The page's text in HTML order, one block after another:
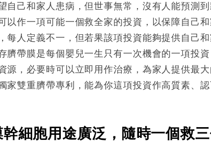
自己和家人患病，但世事無常，沒有人能預測
以作一項可能一個救全家的投資，以保障自己
每人定義不一，但若果該項投資能夠提供自己
臍帶膜是每個嬰兒一生只有一次機會的一項投
源，必要時可以立即用作治療，為家人提供最
家雙重臍帶專利，能為你這項投資作高質素、
幹細胞用途廣泛，隨時一個救